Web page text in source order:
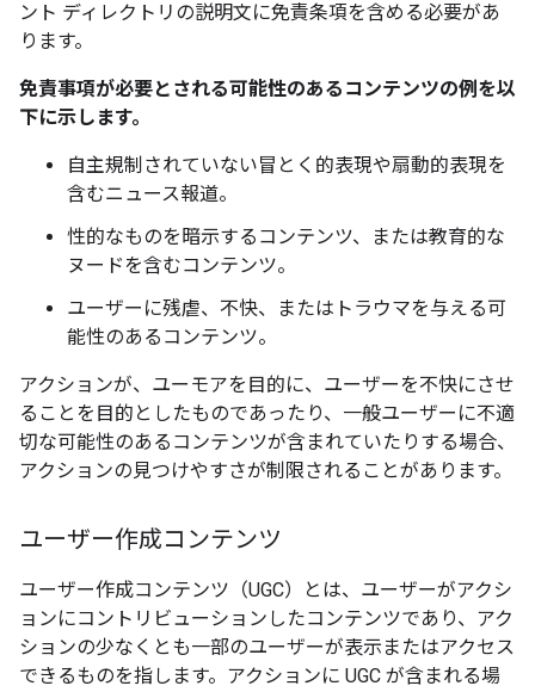
ント ディレクトリの説明文に免責条項を含める必要があ
ります。
免責事項が必要とされる可能性のあるコンテンツの例を以
下に示します。
自主規制されていない冒とく的表現や扇動的表現を
含むニュース報道。
性的なものを暗示するコンテンツ、または教育的な
ヌードを含むコンテンツ。
ユーザーに残虐、不快、またはトラウマを与える可
能性のあるコンテンツ。
アクションが、ユーモアを目的に、ユーザーを不快にさせ
ることを目的としたものであったり、一般ユーザーに不適
切な可能性のあるコンテンツが含まれていたりする場合、
アクションの見つけやすさが制限されることがあります。
ユーザー作成コンテンツ
ユーザー作成コンテンツ（UGC）とは、ユーザーがアクシ
ョンにコントリビューションしたコンテンツであり、アク
ションの少なくとも一部のユーザーが表示またはアクセス
できるものを指します。アクションに UGC が含まれる場